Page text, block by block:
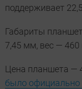
поддерживает
Габариты
7,45 мм, вес — 460
Цена планшета —
было официально